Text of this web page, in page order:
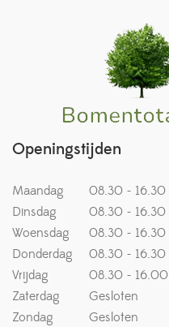
Openingstijden
Maandag
08.30 - 16.30
Dinsdag
08.30 - 16.30
Woensdag
08.30 - 16.30
Donderdag
08.30 - 16.30
Vrijdag
08.30 - 16.00
Zaterdag
Gesloten
Zondag
Gesloten